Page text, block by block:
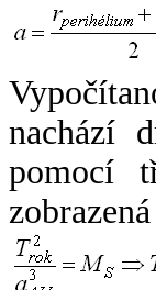
nachází
pomocí